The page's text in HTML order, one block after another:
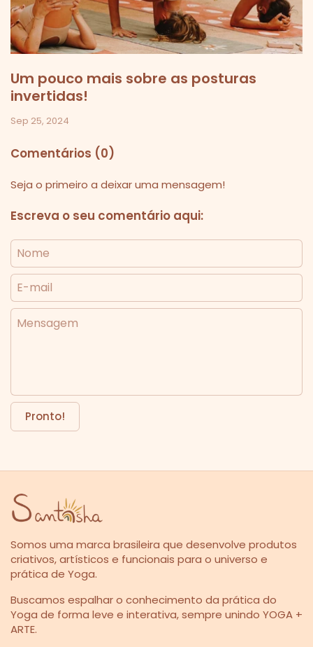
Um pouco mais sobre as posturas
invertidas!
Sep 25, 2024
Comentários (0)
Seja o primeiro a deixar uma mensagem!
Escreva o seu comentário aqui:
Nome
E-mail
Mensagem
Pronto!
Somos uma marca brasileira que desenvolve produtos
criativos, artísticos e funcionais para o universo e
prática de Yoga.
Buscamos espalhar o conhecimento da prática do
Yoga de forma leve e interativa, sempre unindo YOGA +
ARTE.